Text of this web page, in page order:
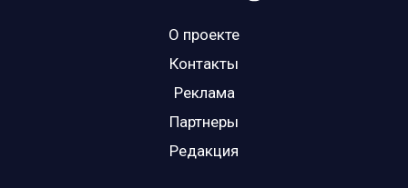
О проекте
Контакты
Реклама
Партнеры
Редакция